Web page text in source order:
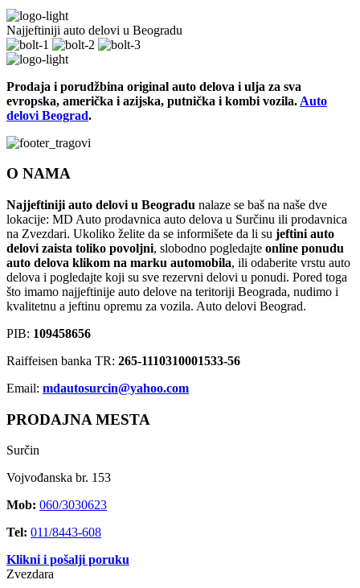
Najjeftiniji auto delovi u Beogradu
Prodaja i porudžbina original auto delova i ulja za sva
evropska, američka i azijska, putnička i kombi vozila. Auto
delovi Beograd.
O NAMA
Najjeftiniji auto delovi u Beogradu nalaze se baš na naše dve
lokacije: MD Auto prodavnica auto delova u Surčinu ili prodavnica
na Zvezdari. Ukoliko želite da se informišete da li su jeftini auto
delovi zaista toliko povoljni, slobodno pogledajte online ponudu
auto delova klikom na marku automobila, ili odaberite vrstu auto
delova i pogledajte koji su sve rezervni delovi u ponudi. Pored toga
što imamo najjeftinije auto delove na teritoriji Beograda, nudimo i
kvalitetnu a jeftinu opremu za vozila. Auto delovi Beograd.
PIB: 109458656
Raiffeisen banka TR: 265-1110310001533-56
Email: mdautosurcin@yahoo.com
PRODAJNA MESTA
Surčin
Vojvođanska br. 153
Mob: 060/3030623
Tel: 011/8443-608
Klikni i pošalji poruku
Zvezdara